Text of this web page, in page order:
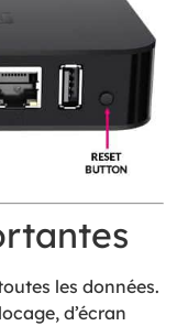
les données.
d’écran